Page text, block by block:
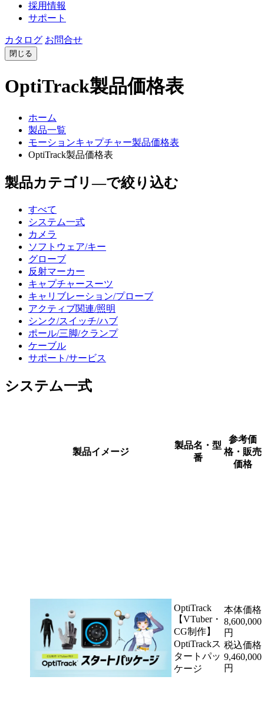
採用情報
サポート
カタログ お問合せ
閉じる
OptiTrack製品価格表
ホーム
製品一覧
モーションキャプチャー製品価格表
OptiTrack製品価格表
製品カテゴリ―で絞り込む
すべて
システム一式
カメラ
ソフトウェア/キー
グローブ
反射マーカー
キャプチャースーツ
キャリブレーション/プローブ
アクティブ関連/照明
シンク/スイッチ/ハブ
ポール/三脚/クランプ
ケーブル
サポート/サービス
システム一式
製品イメージ
製品名・型
番
参考価
格・販売
価格
OptiTrack
【VTuber・
CG制作】
OptiTrackス
タートパッ
ケージ
本体価格
8,600,000
円
税込価格
9,460,000
円